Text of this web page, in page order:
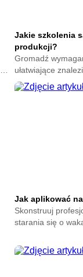
Jakie szkolenia
produkcji?
Gromadź
ułatwiające
Podnoś własne
trafnym
Jak aplikować
Skonstruuj
starania się o
firmy.